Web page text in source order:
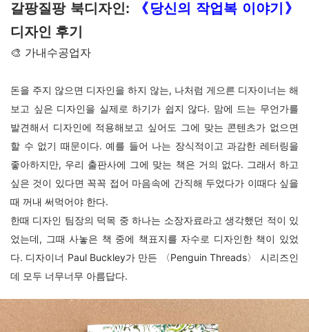
갈팡질팡 북디자인:
《당신의 작업복 이야기》
디자인 후기
🎨 가내수공업자
돈을 주지 않으면 디자인을 하지 않는, 나처럼 게으른 디자이너는 해
보고 싶은 디자인을 실제로 하기가 쉽지 않다. 맘에 드는 무언가를
발견해서 디자인에 적용해보고 싶어도 그에 맞는 콘텐츠가 없으면
할 수 없기 때문이다. 예를 들어 나는 장식적이고 과감한 레터링을
좋아하지만, 우리 출판사에 그에 맞는 책은 거의 없다. 그래서 하고
싶은 것이 있다면 꼭꼭 접어 마음속에 간직해 두었다가 이때다 싶을
때 꺼내 써먹어야 한다.
한때 디자인 팀장의 덕목 중 하나는 소장자료라고 생각했던 적이 있
었는데, 그때 사놓은 책 중에 책표지를 자수로 디자인한 책이 있었
다. 디자이너 Paul Buckley가 만든
〈Penguin Threads〉
시리즈인
데 모두 너무너무 아름답다.